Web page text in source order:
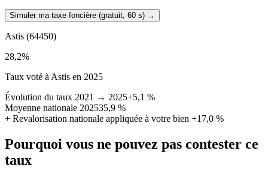
Simuler ma taxe foncière (gratuit, 60 s) →
Astis (64450)
28,2%
Taux voté à Astis en 2025
Évolution du taux 2021 → 2025+5,1 %
Moyenne nationale 202535,9 %
+ Revalorisation nationale appliquée à votre bien +17,0 %
Pourquoi vous ne pouvez pas contester ce
taux